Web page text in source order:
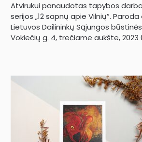
Atvirukui panaudotas tapybos
serijos „12 sapnų apie Vilnių”.
Lietuvos Dailininkų Sąjungos
Vokiečių g. 4, trečiame aukšte, 2023